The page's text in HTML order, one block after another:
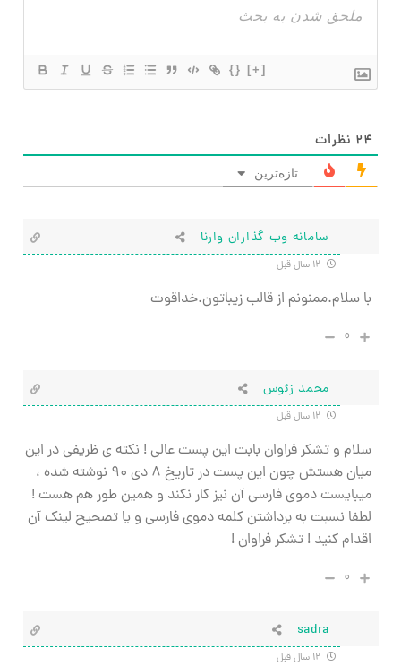
{}
نظرات
تازه‌ترین
سامانه وب گذاران وارنا
با سلام.ممنونم از قالب زیباتون.خداقوت
۰
محمد زئوس
سلام و تشکر فراوان بابت این پست عالی ! نکته ی ظریفی در این
میان هستش چون این پست در تاریخ ۸ دی ۹۰ نوشته شده ،
میبایست دموی فارسی آن نیز کار نکند و همین طور هم هست !
لطفا نسبت به برداشتن کلمه دموی فارسی و یا تصحیح لینک آن
اقدام کنید ! تشکر فراوان !
۰
sadra